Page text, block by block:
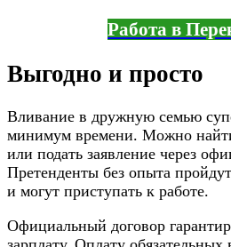
Работа в
Выгодно и просто
Вливание в дружную семью
минимум времени. Можно
или подать заявление через
Претенденты без опыта
и могут приступать к работе.
Официальный договор